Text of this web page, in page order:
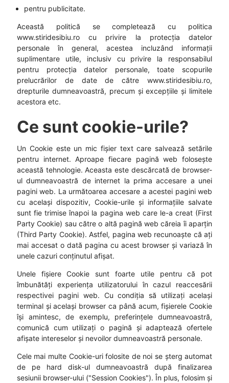
pentru publicitate.
Această politică se completează cu politica
www.stiridesibiu.ro cu privire la protecția datelor
personale în general, acestea incluzând informații
suplimentare utile, inclusiv cu privire la responsabilul
pentru protecția datelor personale, toate scopurile
prelucrărilor de date de către www.stiridesibiu.ro,
drepturile dumneavoastră, precum și excepțiile și limitele
acestora etc.
Ce sunt cookie-urile?
Un Cookie este un mic fișier text care salvează setările
pentru internet. Aproape fiecare pagină web folosește
această tehnologie. Aceasta este descărcată de browser-
ul dumneavoastră de internet la prima accesare a unei
pagini web. La următoarea accesare a acestei pagini web
cu același dispozitiv, Cookie-urile și informațiile salvate
sunt fie trimise înapoi la pagina web care le-a creat (First
Party Cookie) sau către o altă pagină web căreia îi aparțin
(Third Party Cookie). Astfel, pagina web recunoaște că ați
mai accesat o dată pagina cu acest browser și variază în
unele cazuri conținutul afișat.
Unele fișiere Cookie sunt foarte utile pentru că pot
îmbunătăți experiența utilizatorului în cazul reaccesării
respectivei pagini web. Cu condiția să utilizați același
terminal și același browser ca până acum, fișierele Cookie
își amintesc, de exemplu, preferințele dumneavoastră,
comunică cum utilizați o pagină și adaptează ofertele
afișate intereselor și nevoilor dumneavoastră personale.
Cele mai multe Cookie-uri folosite de noi se șterg automat
de pe hard disk-ul dumneavoastră după finalizarea
sesiunii browser-ului ("Session Cookies"). În plus, folosim și